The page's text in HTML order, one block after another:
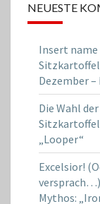
NEUESTE
Insert name
Dezember
Die Wahl
„Looper“
Excelsior!
Mythos: